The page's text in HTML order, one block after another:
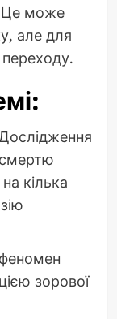
Це може
але для
кілька
зорової